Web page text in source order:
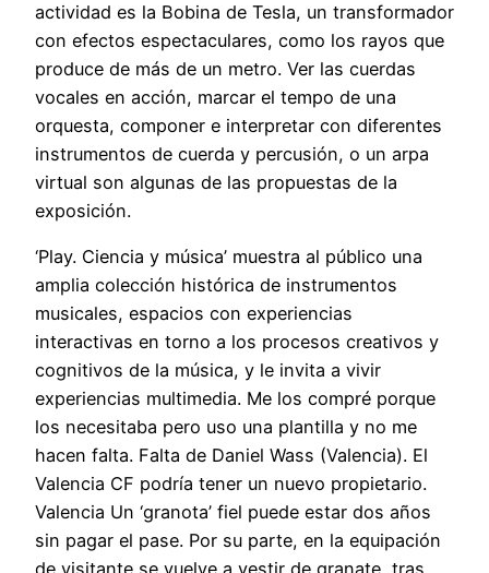
actividad es la Bobina de Tesla, un transformador
con efectos espectaculares, como los rayos que
produce de más de un metro. Ver las cuerdas
vocales en acción, marcar el tempo de una
orquesta, componer e interpretar con diferentes
instrumentos de cuerda y percusión, o un arpa
virtual son algunas de las propuestas de la
exposición.
‘Play. Ciencia y música’ muestra al público una
amplia colección histórica de instrumentos
musicales, espacios con experiencias
interactivas en torno a los procesos creativos y
cognitivos de la música, y le invita a vivir
experiencias multimedia. Me los compré porque
los necesitaba pero uso una plantilla y no me
hacen falta. Falta de Daniel Wass (Valencia). El
Valencia CF podría tener un nuevo propietario.
Valencia Un ‘granota’ fiel puede estar dos años
sin pagar el pase. Por su parte, en la equipación